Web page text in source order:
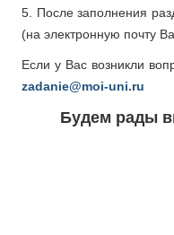
5. После заполнения
(на электронную почту
Если у Вас возникли
zadanie@moi-uni.ru
Будем рады